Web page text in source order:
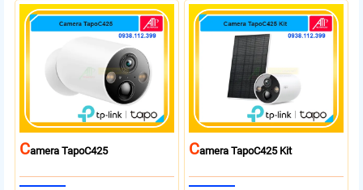
CAmera TapoC425 CAmera TapoC425 Kit